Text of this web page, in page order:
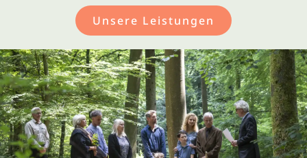
Unsere Leistungen